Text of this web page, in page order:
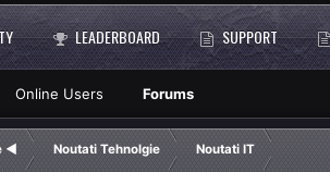
Online Users Forums
LEADERBOARD SUPPORT
◄ Noutati Tehnolgie Noutati IT